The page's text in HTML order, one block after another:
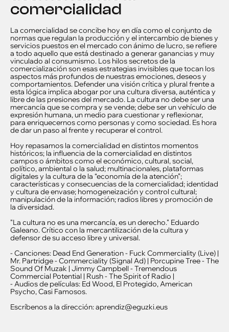
comercialidad
La comercialidad se concibe hoy en día como el conjunto de
normas que regulan la producción y el intercambio de bienes y
servicios puestos en el mercado con ánimo de lucro, se refiere
a todo aquello que está destinado a generar ganancias y muy
vinculado al consumismo. Los hilos secretos de la
comercialización son esas estrategias invisibles que tocan los
aspectos más profundos de nuestras emociones, deseos y
comportamientos. Defender una visión crítica y plural frente a
esta lógica implica abogar por una cultura diversa, auténtica y
libre de las presiones del mercado. La cultura no debe ser una
mercancía que se compra y se vende; debe ser un vehículo de
expresión humana, un medio para cuestionar y reflexionar,
para enriquecernos como personas y como sociedad. Es hora
de dar un paso al frente y recuperar el control.
Hoy repasamos la comercialidad en distintos momentos
históricos; la influencia de la comercialidad en distintos
campos o ámbitos como el económico, cultural, social,
político, ambiental o la salud; multinacionales, plataformas
digitales y la cultura de la “economía de la atención”;
características y consecuencias de la comercialidad; identidad
y cultura de envase; homogeneización y control cultural;
manipulación de la información; radios libres y promoción de
la diversidad.
"La cultura no es una mercancía, es un derecho." Eduardo
Galeano. Crítico con la mercantilización de la cultura y
defensor de su acceso libre y universal.
- Canciones: Dead End Generation - Fuck Commerciality (Live) |
Mr. Partridge - Commerciality (Signal Ad) | Porcupine Tree - The
Sound Of Muzak | Jimmy Campbell - Tremendous
Commercial Potential | Rush - The Spirit of Radio |
- Audios de películas: Ed Wood, El Protegido, American
Psycho, Casi Famosos.
Escríbenos a la dirección: aprendiz@eguzki.eus